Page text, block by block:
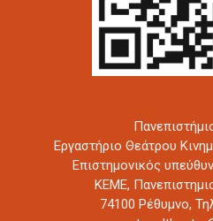
Εργαστήριο Θεάτρου
Επιστημονικός
ΚΕΜΕ,
74100 Ρέθυμνο,